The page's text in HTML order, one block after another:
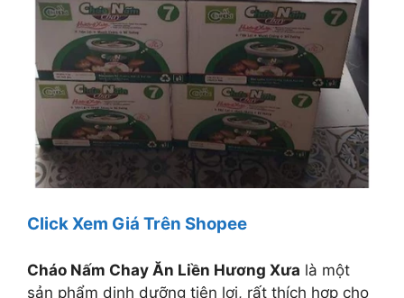
Click Xem Giá Trên Shopee
Cháo Nấm Chay Ăn Liền Hương Xưa là một
sản phẩm dinh dưỡng tiện lợi, rất thích hợp cho